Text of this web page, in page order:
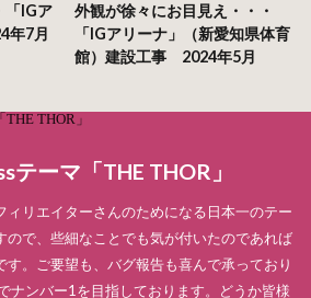
「IGア
年7月
外観が徐々にお目見え・・・
「IGアリーナ」（新愛知県体育
館）建設工事 2024年5月
ーマ「THE THOR」
ィリエイターさんのためになる日本一のテー
ので、些細なことでも気が付いたのであれば
す。ご要望も、バグ報告も喜んで承っており
ナンバー1を目指しております。どうか皆様